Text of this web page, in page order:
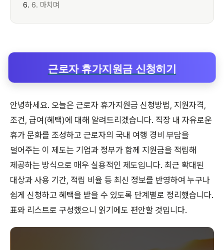
6. 마치며
근로자 휴가지원금 신청히기
안녕하세요. 오늘은 근로자 휴가지원금 신청방법, 지원자격,
조건, 급여(혜택)에 대해 알려드리겠습니다. 직장 내 자유로운
휴가 문화를 조성하고 근로자의 국내 여행 경비 부담을
덜어주는 이 제도는 기업과 정부가 함께 지원금을 적립해
제공하는 방식으로 매우 실용적인 제도입니다. 최근 확대된
대상과 사용 기간, 적립 비율 등 최신 정보를 반영하여 누구나
쉽게 신청하고 혜택을 받을 수 있도록 단계별로 정리했습니다.
표와 리스트로 구성했으니 읽기에도 편안할 것입니다.